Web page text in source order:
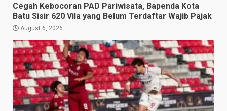
Cegah Kebocoran PAD Pariwisata, Bapenda Kota
Batu Sisir 620 Vila yang Belum Terdaftar Wajib Pajak
August 6, 2026